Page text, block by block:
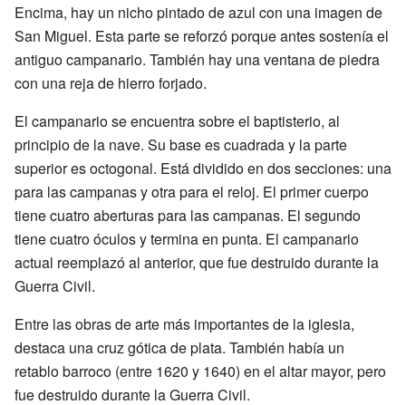
Encima, hay un nicho pintado de azul con una imagen de
San Miguel. Esta parte se reforzó porque antes sostenía el
antiguo campanario. También hay una ventana de piedra
con una reja de hierro forjado.
El campanario se encuentra sobre el baptisterio, al
principio de la nave. Su base es cuadrada y la parte
superior es octogonal. Está dividido en dos secciones: una
para las campanas y otra para el reloj. El primer cuerpo
tiene cuatro aberturas para las campanas. El segundo
tiene cuatro óculos y termina en punta. El campanario
actual reemplazó al anterior, que fue destruido durante la
Guerra Civil.
Entre las obras de arte más importantes de la iglesia,
destaca una cruz gótica de plata. También había un
retablo barroco (entre 1620 y 1640) en el altar mayor, pero
fue destruido durante la Guerra Civil.